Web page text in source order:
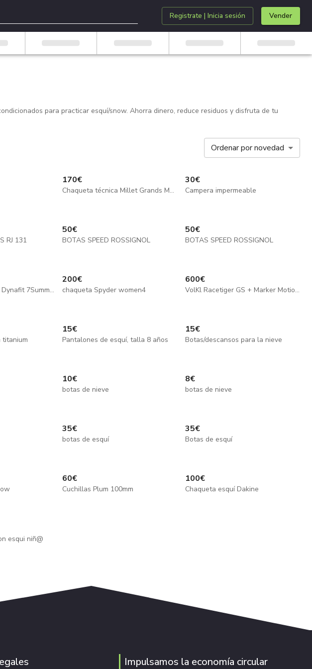
Registrate | Inicia sesión Vender
para practicar esquí/snow. Ahorra dinero, reduce residuos y disfruta de tu
Ordenar por novedad
170€
Chaqueta técnica Millet Grands Montets Peak
30€
Campera impermeable
RJ 131
50€
BOTAS SPEED ROSSIGNOL
50€
BOTAS SPEED ROSSIGNOL
Esquís de montaña Dynafit 7Summits 158cm
200€
chaqueta Spyder women4
600€
VolKl Racetiger GS + Marker Motion 12
titanium
15€
Pantalones de esquí, talla 8 años
15€
Botas/descansos para la nieve
10€
botas de nieve
8€
botas de nieve
35€
botas de esquí
35€
Botas de esquí
60€
Cuchillas Plum 100mm
100€
Chaqueta esquí Dakine
esqui niñ@
Impulsamos la economía circular